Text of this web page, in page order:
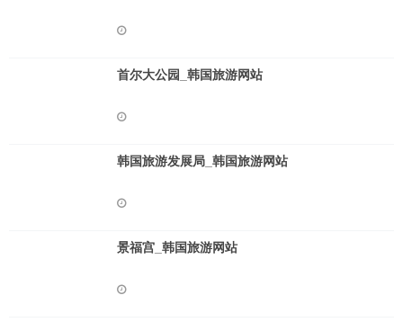
首尔大公园_韩国旅游网站
韩国旅游发展局_韩国旅游网站
景福宫_韩国旅游网站